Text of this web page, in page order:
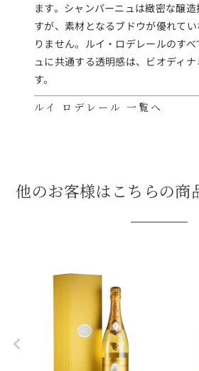
ます。シャンパーニュは緻密な醸
すが、素材となるブドウが優れて
りません。ルイ・ロデレールのす
ュに共通する透明感は、ビオディ
す。
ルイ ロデレール 一覧へ
他のお客様はこちらの商